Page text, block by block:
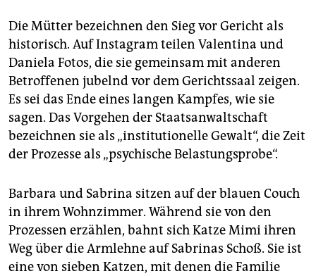
Die Mütter bezeichnen den Sieg vor Gericht als
historisch. Auf Instagram teilen Valentina und
Daniela Fotos, die sie gemeinsam mit anderen
Betroffenen jubelnd vor dem Gerichtssaal zeigen.
Es sei das Ende eines langen Kampfes, wie sie
sagen. Das Vorgehen der Staatsanwaltschaft
bezeichnen sie als „institutionelle Gewalt“, die Zeit
der Prozesse als „psychische Belastungsprobe“.
Barbara und Sabrina sitzen auf der blauen Couch
in ihrem Wohnzimmer. Während sie von den
Prozessen erzählen, bahnt sich Katze Mimi ihren
Weg über die Armlehne auf Sabrinas Schoß. Sie ist
eine von sieben Katzen, mit denen die Familie